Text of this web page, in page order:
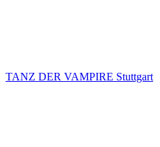
TANZ DER VAMPIRE Stuttgart